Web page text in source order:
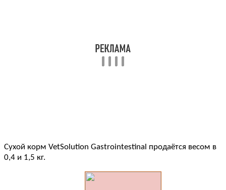
Сухой корм VetSolution Gastrointestinal продаётся весом в
0,4 и 1,5 кг.